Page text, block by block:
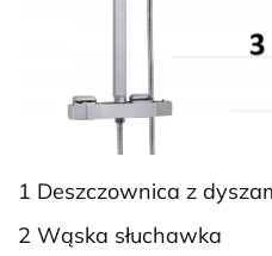
1 Deszczownica z
2 Wąska słuchawka